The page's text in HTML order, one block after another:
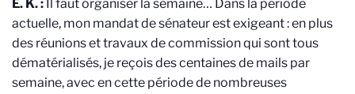
E. K. : Il faut organiser la semaine… Dans la période
actuelle, mon mandat de sénateur est exigeant : en plus
des réunions et travaux de commission qui sont tous
dématérialisés, je reçois des centaines de mails par
semaine, avec en cette période de nombreuses